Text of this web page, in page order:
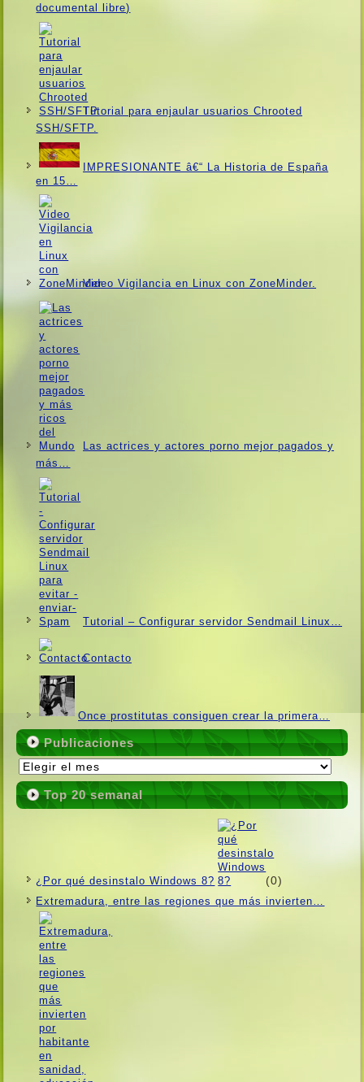
documental libre)
Tutorial para enjaular usuarios Chrooted
SSH/SFTP.
IMPRESIONANTE â€“ La Historia de España
en 15…
Video Vigilancia en Linux con ZoneMinder.
Las actrices y actores porno mejor pagados y
más…
Tutorial – Configurar servidor Sendmail Linux…
Contacto
Once prostitutas consiguen crear la primera…
Publicaciones
Publicaciones
Top 20 semanal
¿Por qué desinstalo Windows 8? (0)
Extremadura, entre las regiones que más invierten…